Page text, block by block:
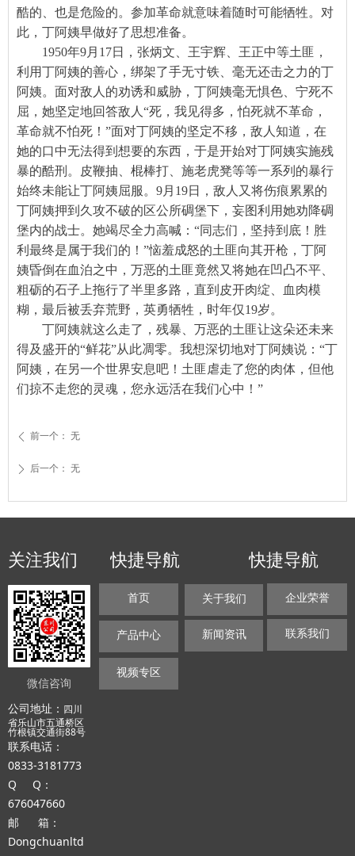
酷的、也是危险的。参加革命就意味着随时可能牺牲。对
此，丁阿姨早做好了思想准备。
1950年9月17日，张炳文、王宇辉、王正中等土匪，
利用丁阿姨的善心，绑架了手无寸铁、毫无还击之力的丁
阿姨。面对敌人的劝诱和威胁，丁阿姨毫无惧色、宁死不
屈，她坚定地回答敌人“死，我见得多，怕死就不革命，
革命就不怕死！”面对丁阿姨的坚定不移，敌人知道，在
她的口中无法得到想要的东西，于是开始对丁阿姨实施残
暴的酷刑。皮鞭抽、棍棒打、施老虎凳等等一系列的暴行
始终未能让丁阿姨屈服。9月19日，敌人又将伤痕累累的
丁阿姨押到久攻不破的区公所碉堡下，妄图利用她劝降碉
堡内的战士。她竭尽全力高喊：“同志们，坚持到底！胜
利最终是属于我们的！”恼羞成怒的土匪向其开枪，丁阿
姨昏倒在血泊之中，万恶的土匪竟然又将她在凹凸不平、
粗砺的石子上拖行了半里多路，直到皮开肉绽、血肉模
糊，最后被丢弃荒野，英勇牺牲，时年仅19岁。
丁阿姨就这么走了，残暴、万恶的土匪让这朵还未来
得及盛开的“鲜花”从此凋零。我想深切地对丁阿姨说：“丁
阿姨，在另一个世界安息吧！土匪虐走了您的肉体，但他
们掠不走您的灵魂，您永远活在我们心中！”
ꄴ 前一个： 无
ꄲ 后一个： 无
关注我们
微信咨询
快捷导航
首页
产品中心
关于我们
新闻资讯
企业荣誉
视频专区
联系我们
快捷导航
公司地址： 四川
省乐山市五通桥区
竹根镇交通街88号
联系电话：
0833-3181773
Q Q：
676047660
邮 箱：
Dongchuanltd